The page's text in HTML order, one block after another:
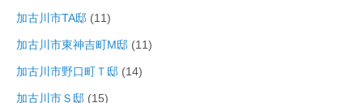
加古川市TA邸 (11)
加古川市東神吉町M邸 (11)
加古川市野口町Ｔ邸 (14)
加古川市Ｓ邸 (15)